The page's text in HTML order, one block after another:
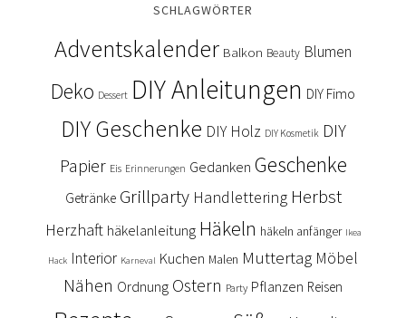
SCHLAGWÖRTER
Adventskalender Balkon Beauty Blumen
Deko Dessert DIY Anleitungen DIY Fimo
DIY Geschenke DIY Holz DIY Kosmetik DIY
Papier Eis Erinnerungen Gedanken Geschenke
Getränke Grillparty Handlettering Herbst
Herzhaft häkelanleitung Häkeln häkeln anfänger Ikea
Hack Interior Karneval Kuchen Malen Muttertag Möbel
Nähen Ordnung Ostern Party Pflanzen Reisen